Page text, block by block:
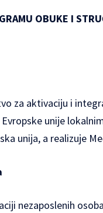
OBUKE I
za aktivaciju i
unije
unija, a realizuje
nezaposlenih